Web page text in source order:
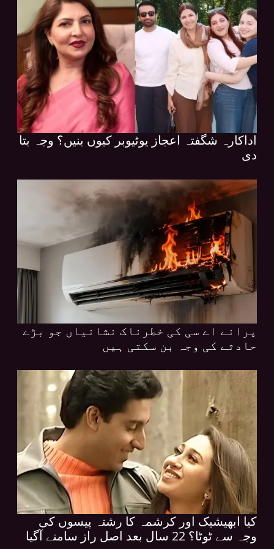
اداکارہ شگفتہ اعجاز یوٹیوبر کیوں بنیں؟ وجہ بتا
دی
پرانے اے سی کی خطرناک نشانیاں جو بڑے
حادثے کی وجہ بن سکتی ہیں
کیا ابھیشیک اور کرشمہ کا رشتہ پیسوں کی
وجہ سے ٹوٹا؟ 22 سال بعد اصل راز سامنے آگیا